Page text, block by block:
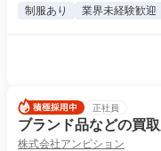
制服あり 業界未経験歓迎
正社員
ブランド品などの買
株式会社アンビション